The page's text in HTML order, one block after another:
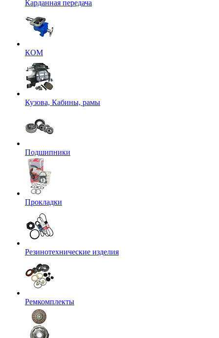
Карданная передача
КОМ
Кузова, Кабины, рамы
Подшипники
Прокладки
Резинотехнические изделия
Ремкомплекты